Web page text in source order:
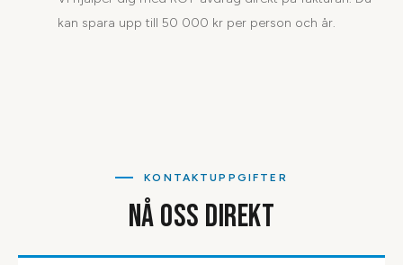
kan spara upp till 50 000 kr per person och år.
KONTAKTUPPGIFTER
NÅ OSS DIREKT